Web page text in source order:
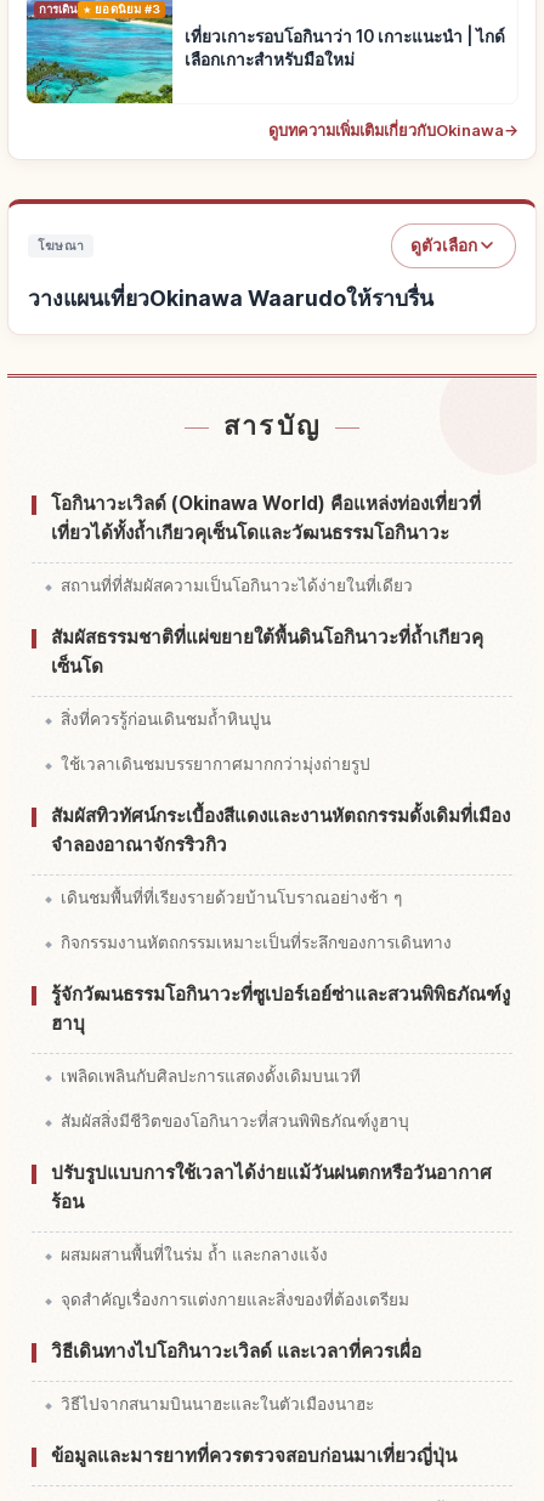
การเดินทางยอดนิยม #3
เที่ยวเกาะรอบโอกินาว่า 10 เกาะแนะนำ | ไกด์
เลือกเกาะสำหรับมือใหม่
ดูบทความเพิ่มเติมเกี่ยวกับOkinawa→
โฆษณา ดูตัวเลือก
วางแผนเที่ยวOkinawa Waarudoให้ราบรื่น
สารบัญ
โอกินาวะเวิลด์ (Okinawa World) คือแหล่งท่องเที่ยวที่
เที่ยวได้ทั้งถ้ำเกียวคุเซ็นโดและวัฒนธรรมโอกินาวะ
สถานที่ที่สัมผัสความเป็นโอกินาวะได้ง่ายในที่เดียว
สัมผัสธรรมชาติที่แผ่ขยายใต้พื้นดินโอกินาวะที่ถ้ำเกียวคุ
เซ็นโด
สิ่งที่ควรรู้ก่อนเดินชมถ้ำหินปูน
ใช้เวลาเดินชมบรรยากาศมากกว่ามุ่งถ่ายรูป
สัมผัสทิวทัศน์กระเบื้องสีแดงและงานหัตถกรรมดั้งเดิมที่เมือง
จำลองอาณาจักรริวกิว
เดินชมพื้นที่ที่เรียงรายด้วยบ้านโบราณอย่างช้า ๆ
กิจกรรมงานหัตถกรรมเหมาะเป็นที่ระลึกของการเดินทาง
รู้จักวัฒนธรรมโอกินาวะที่ซูเปอร์เอย์ซ่าและสวนพิพิธภัณฑ์งู
ฮาบุ
เพลิดเพลินกับศิลปะการแสดงดั้งเดิมบนเวที
สัมผัสสิ่งมีชีวิตของโอกินาวะที่สวนพิพิธภัณฑ์งูฮาบุ
ปรับรูปแบบการใช้เวลาได้ง่ายแม้วันฝนตกหรือวันอากาศ
ร้อน
ผสมผสานพื้นที่ในร่ม ถ้ำ และกลางแจ้ง
จุดสำคัญเรื่องการแต่งกายและสิ่งของที่ต้องเตรียม
วิธีเดินทางไปโอกินาวะเวิลด์ และเวลาที่ควรเผื่อ
วิธีไปจากสนามบินนาฮะและในตัวเมืองนาฮะ
ข้อมูลและมารยาทที่ควรตรวจสอบก่อนมาเที่ยวญี่ปุ่น